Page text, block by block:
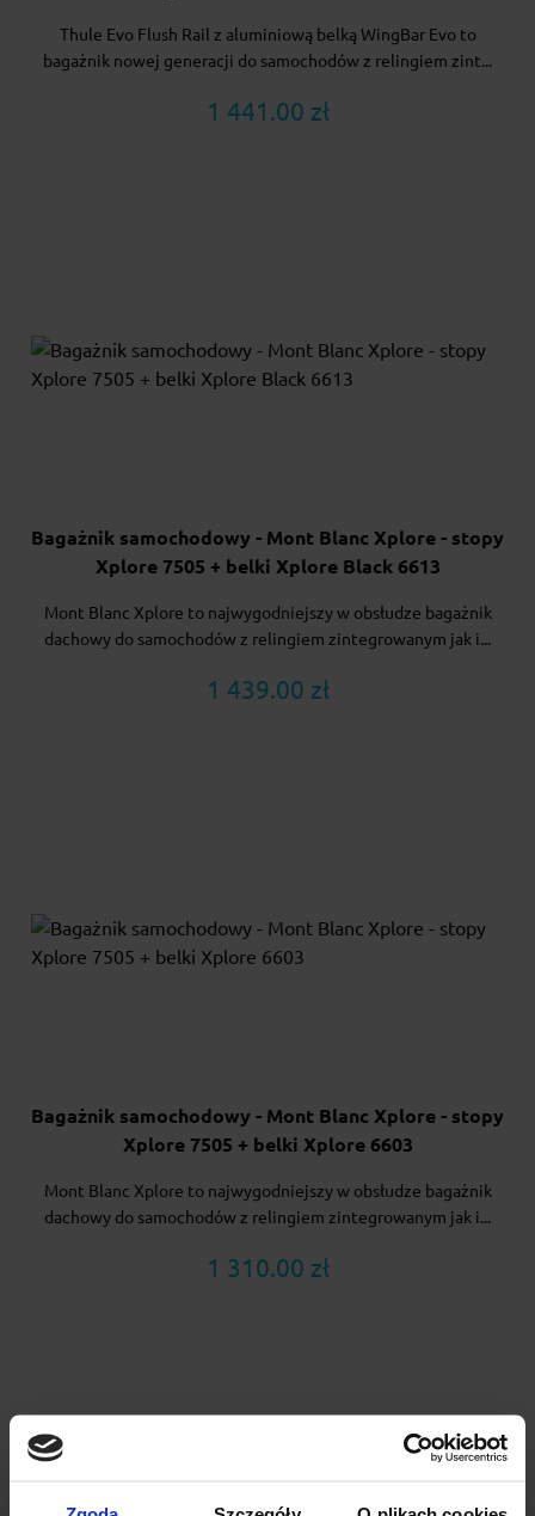
Thule Evo Flush Rail z aluminiową belką WingBar Evo to
bagażnik nowej generacji do samochodów z relingiem zint...
1 441.00 zł
Bagażnik samochodowy - Mont Blanc Xplore - stopy
Xplore 7505 + belki Xplore Black 6613
Mont Blanc Xplore to najwygodniejszy w obsłudze bagażnik
dachowy do samochodów z relingiem zintegrowanym jak i...
1 439.00 zł
Bagażnik samochodowy - Mont Blanc Xplore - stopy
Xplore 7505 + belki Xplore 6603
Mont Blanc Xplore to najwygodniejszy w obsłudze bagażnik
dachowy do samochodów z relingiem zintegrowanym jak i...
1 310.00 zł